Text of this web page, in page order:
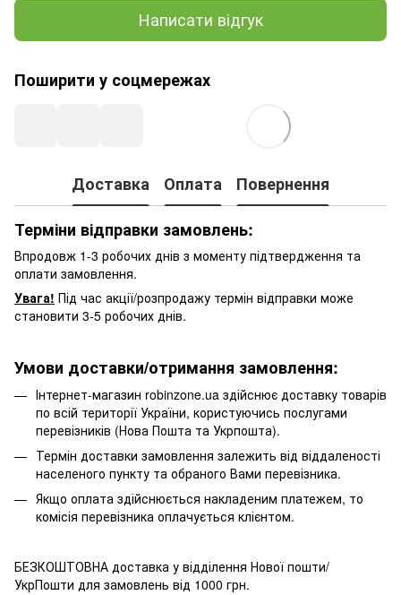
Написати відгук
Поширити у соцмережах
Доставка Оплата
Повернення
Терміни відправки замовлень:
Впродовж 1-3 робочих днів з моменту підтвердження та
оплати замовлення.
Увага! Під час акції/розпродажу термін відправки може
становити 3-5 робочих днів.
Умови доставки/отримання замовлення:
Інтернет-магазин robinzone.ua здійснює доставку товарів
по всій території України, користуючись послугами
перевізників (Нова Пошта та Укрпошта).
Термін доставки замовлення залежить від віддаленості
населеного пункту та обраного Вами перевізника.
Якщо оплата здійснюється накладеним платежем, то
комісія перевізника оплачується клієнтом.
БЕЗКОШТОВНА доставка у відділення Нової пошти/
УкрПошти для замовлень від 1000 грн.